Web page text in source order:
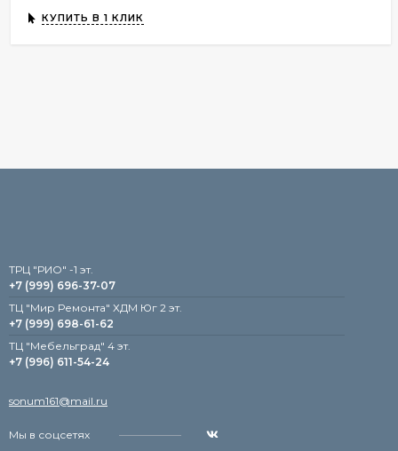
КУПИТЬ В 1 КЛИК
TРЦ "РИО" -1 эт.
+7 (999) 696-37-07
ТЦ "Мир Ремонта" ХДМ Юг 2 эт.
+7 (999) 698-61-62
TЦ "Мебельград" 4 эт.
+7 (996) 611-54-24
sonum161@mail.ru
Мы в соцсетях